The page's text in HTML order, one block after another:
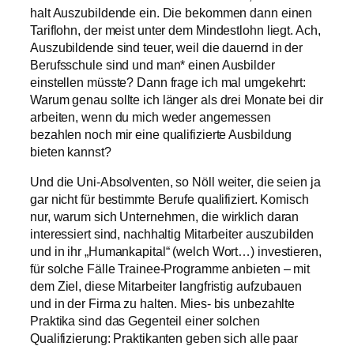
halt Auszubildende ein. Die bekommen dann einen
Tariflohn, der meist unter dem Mindestlohn liegt. Ach,
Auszubildende sind teuer, weil die dauernd in der
Berufsschule sind und man* einen Ausbilder
einstellen müsste? Dann frage ich mal umgekehrt:
Warum genau sollte ich länger als drei Monate bei dir
arbeiten, wenn du mich weder angemessen
bezahlen noch mir eine qualifizierte Ausbildung
bieten kannst?
Und die Uni-Absolventen, so Nöll weiter, die seien ja
gar nicht für bestimmte Berufe qualifiziert. Komisch
nur, warum sich Unternehmen, die wirklich daran
interessiert sind, nachhaltig Mitarbeiter auszubilden
und in ihr „Humankapital“ (welch Wort…) investieren,
für solche Fälle Trainee-Programme anbieten – mit
dem Ziel, diese Mitarbeiter langfristig aufzubauen
und in der Firma zu halten. Mies- bis unbezahlte
Praktika sind das Gegenteil einer solchen
Qualifizierung: Praktikanten geben sich alle paar